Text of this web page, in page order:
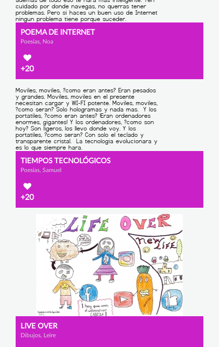
POEMA DE INTERNET
Poesías, Noa
+20
TIEMPOS TECNOLÓGICOS
Poesías, Samuel
+20
LIVE OVER
Dibujos, Leire